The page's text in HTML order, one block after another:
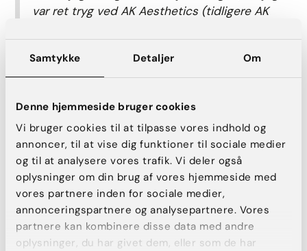
Samtykke Detaljer Om
Denne hjemmeside bruger cookies
Vi bruger cookies til at tilpasse vores indhold og
annoncer, til at vise dig funktioner til sociale medier
og til at analysere vores trafik. Vi deler også
oplysninger om din brug af vores hjemmeside med
vores partnere inden for sociale medier,
annonceringspartnere og analysepartnere. Vores
partnere kan kombinere disse data med andre
oplysninger, du har givet dem, eller som de har
var ret tryg ved AK Aesthetics (tidligere AK
“På selve operationsdagen følte jeg mig virkelig
Der var en dejlig ro på klinikken og alle gav sig
god til til at forklare og til at sørge for at man
følte sig fuldkommen tryg og informeret om
hvad der skulle ske.”
Kontrollen: Jeg elsker min krop
Efter 14 dage kom Solevig ind på klinikken i København til en
kontrol. Her skulle hun have fjernet sine sting de steder,